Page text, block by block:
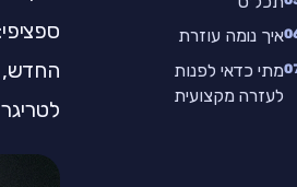
איך נומה עוזרת
מתי כדאי לפנות
לעזרה מקצועית
החדש,